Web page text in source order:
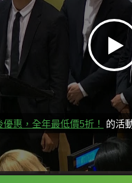
優惠，全年最低價5折！ 的活